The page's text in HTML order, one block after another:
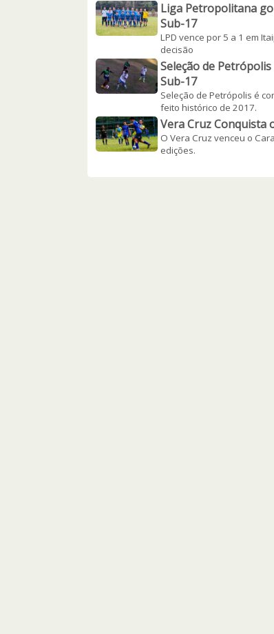
Liga Petropolitana
Sub-17
LPD vence por 5 a 1 em
decisão
Seleção de
Sub-17
Seleção de Petrópolis é
feito histórico de 2017.
Vera Cruz Conquista
O Vera Cruz venceu o
edições.